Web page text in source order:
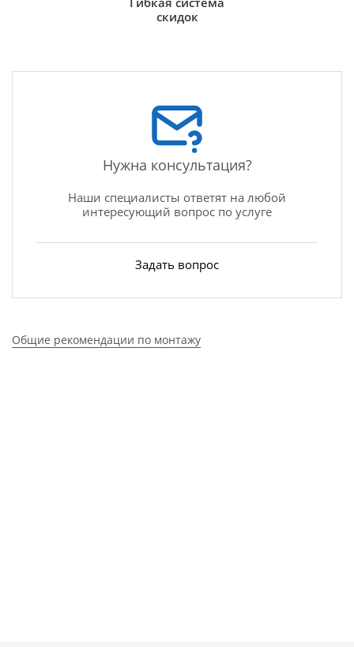
скидок
Нужна консультация?
Наши специалисты ответят на любой
интересующий вопрос по услуге
Задать вопрос
Общие рекомендации по монтажу